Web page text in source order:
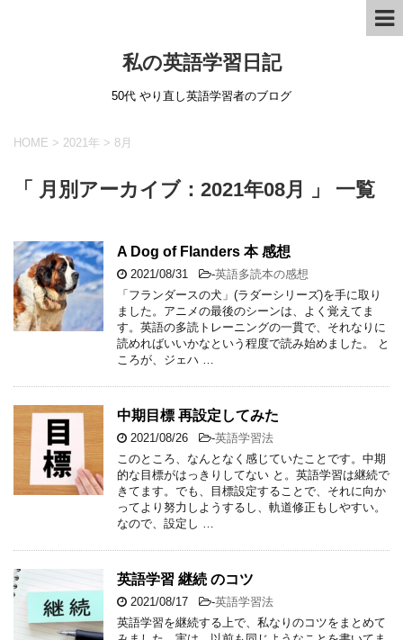
私の英語学習日記
50代 やり直し英語学習者のブログ
HOME > 2021年 > 8月
「 月別アーカイブ：2021年08月 」 一覧
A Dog of Flanders 本 感想
2021/08/31 -英語多読本の感想
「フランダースの犬」(ラダーシリーズ)を手に取り
ました。アニメの最後のシーンは、よく覚えてま
す。英語の多読トレーニングの一貫で、それなりに
読めればいいかなという程度で読み始めました。 と
ころが、ジェハ …
中期目標 再設定してみた
2021/08/26 -英語学習法
このところ、なんとなく感じていたことです。中期
的な目標がはっきりしてない と。英語学習は継続で
きてます。でも、目標設定することで、それに向か
ってより努力しようするし、軌道修正もしやすい。
なので、設定し …
英語学習 継続 のコツ
2021/08/17 -英語学習法
英語学習を継続する上で、私なりのコツをまとめて